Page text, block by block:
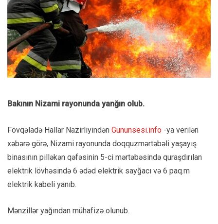
Bakının Nizami rayonunda yanğın olub.
Fövqəladə Hallar Nazirliyindən Gununsesi.info -ya verilən
xəbərə görə, Nizami rayonunda doqquzmərtəbəli yaşayış
binasının pilləkən qəfəsinin 5-ci mərtəbəsində quraşdırılan
elektrik lövhəsində 6 ədəd elektrik sayğacı və 6 paq.m
elektrik kabeli yanıb.
Mənzillər yağından mühafizə olunub.